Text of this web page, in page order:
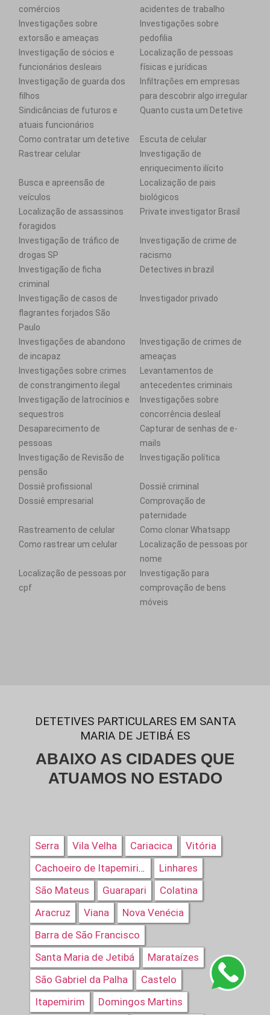
comércios
acidentes de trabalho
Investigações sobre
extorsão e ameaças
Investigações sobre
pedofilia
Investigação de sócios e
funcionários desleais
Localização de pessoas
físicas e jurídicas
Investigação de guarda dos
filhos
Infiltrações em empresas
para descobrir algo irregular
Sindicâncias de futuros e
atuais funcionários
Quanto custa um Detetive
Como contratar um detetive
Escuta de celular
Rastrear celular
Investigação de
enriquecimento ilícito
Busca e apreensão de
veículos
Localização de pais
biológicos
Localização de assassinos
foragidos
Private investigator Brasil
Investigação de tráfico de
drogas SP
Investigação de crime de
racismo
Investigação de ficha
criminal
Detectives in brazil
Investigação de casos de
flagrantes forjados São
Paulo
Investigador privado
Investigações de abandono
de incapaz
Investigação de crimes de
ameaças
Investigações sobre crimes
de constrangimento ilegal
Levantamentos de
antecedentes criminais
Investigação de latrocínios e
sequestros
Investigações sobre
concorrência desleal
Desaparecimento de
pessoas
Capturar de senhas de e-
mails
Investigação de Revisão de
pensão
Investigação política
Dossiê profissional
Dossiê criminal
Dossiê empresarial
Comprovação de
paternidade
Rastreamento de celular
Como clonar Whatsapp
Como rastrear um celular
Localização de pessoas por
nome
Localização de pessoas por
cpf
Investigação para
comprovação de bens
móveis
DETETIVES PARTICULARES EM SANTA
MARIA DE JETIBÁ ES
ABAIXO AS CIDADES QUE
ATUAMOS NO ESTADO
Serra Vila Velha Cariacica Vitória
Cachoeiro de Itapemirim
Linhares
São Mateus
Guarapari
Colatina
Aracruz
Viana
Nova Venécia
Barra de São Francisco
Santa Maria de Jetibá
Marataízes
São Gabriel da Palha
Castelo
Itapemirim
Domingos Martins